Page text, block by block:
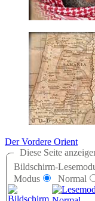
Der Vordere Orient
Diese Seite
Bildschirm-
Modus
Normal